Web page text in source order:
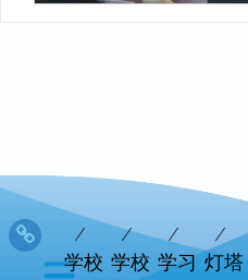
学校 学校 学习 灯塔